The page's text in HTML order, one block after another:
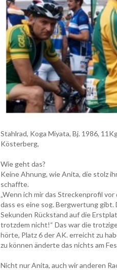
Stahlrad, Koga Miyata, Bj. 1986,
Kösterberg,
Wie geht das?
Keine Ahnung, wie Anita, die stolz
schaffte.
„Wenn ich mir das Streckenprofil
dass es eine sog. Bergwertung
Sekunden Rückstand auf die
trotzdem nicht!“ Das war die
hörte, Platz 6 der AK. erreicht zu
zu können änderte das nichts am
Nicht nur Anita, auch wir anderen